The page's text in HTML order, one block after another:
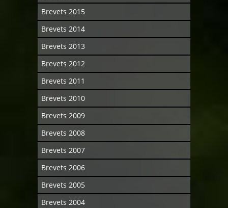
Brevets 2015
Brevets 2014
Brevets 2013
Brevets 2012
Brevets 2011
Brevets 2010
Brevets 2009
Brevets 2008
Brevets 2007
Brevets 2006
Brevets 2005
Brevets 2004